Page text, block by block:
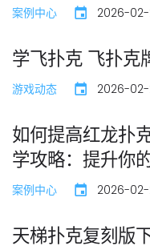
案例中心 2026-02-
学飞扑克 飞扑克
游戏动态 2026-02-
如何提高红龙扑
学攻略：提升你
案例中心 2026-02-
天梯扑克复刻版